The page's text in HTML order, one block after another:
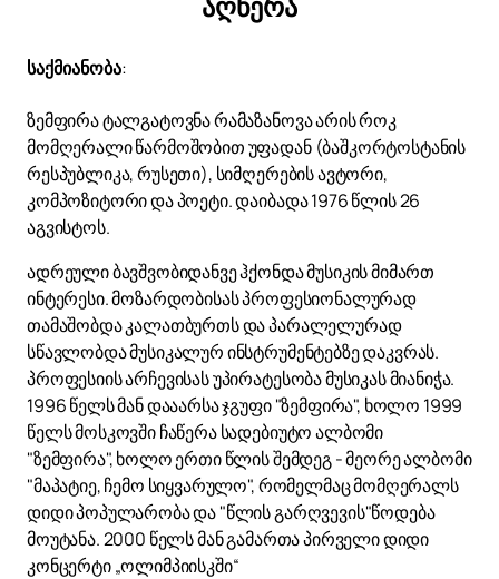
საქმიანობა:
ზემფირა ტალგატოვნა რამაზანოვა არის როკ
მომღერალი წარმოშობით უფადან (ბაშკორტოსტანის
რესპუბლიკა, რუსეთი), სიმღერების ავტორი,
კომპოზიტორი და პოეტი. დაიბადა 1976 წლის 26
აგვისტოს.
ადრეული ბავშვობიდანვე ჰქონდა მუსიკის მიმართ
ინტერესი. მოზარდობისას პროფესიონალურად
თამაშობდა კალათბურთს და პარალელურად
სწავლობდა მუსიკალურ ინსტრუმენტებზე დაკვრას.
პროფესიის არჩევისას უპირატესობა მუსიკას მიანიჭა.
1996 წელს მან დააარსა ჯგუფი "ზემფირა", ხოლო 1999
წელს მოსკოვში ჩაწერა სადებიუტო ალბომი
"ზემფირა", ხოლო ერთი წლის შემდეგ - მეორე ალბომი
"მაპატიე, ჩემო სიყვარულო", რომელმაც მომღერალს
დიდი პოპულარობა და "წლის გარღვევის"წოდება
მოუტანა. 2000 წელს მან გამართა პირველი დიდი
კონცერტი „ოლიმპიისკში“